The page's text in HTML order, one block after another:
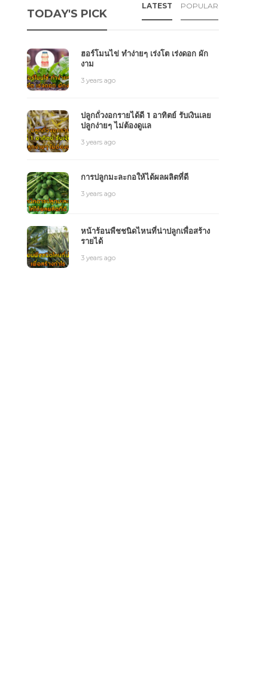
TODAY'S PICK
LATEST POPULAR
ฮอร์โมนไข่ ทำง่ายๆ เร่งโต เร่งดอก ผัก
งาม
3 years ago
ปลูกถั่วงอกรายได้ดี 1 อาทิตย์ รับเงินเลย
ปลูกง่ายๆ ไม่ต้องดูแล
3 years ago
การปลูกมะละกอให้ได้ผลผลิตที่ดี
3 years ago
หน้าร้อนพืชชนิดไหนที่น่าปลูกเพื่อสร้าง
รายได้
3 years ago